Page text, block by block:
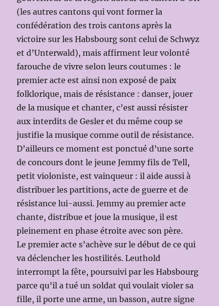
(les autres cantons qui vont former la
confédération des trois cantons après la
victoire sur les Habsbourg sont celui de Schwyz
et d’Unterwald), mais affirment leur volonté
farouche de vivre selon leurs coutumes : le
premier acte est ainsi non exposé de paix
folklorique, mais de résistance : danser, jouer
de la musique et chanter, c’est aussi résister
aux interdits de Gesler et du même coup se
justifie la musique comme outil de résistance.
D’ailleurs ce moment est ponctué d’une sorte
de concours dont le jeune Jemmy fils de Tell,
petit violoniste, est vainqueur : il aide aussi à
distribuer les partitions, acte de guerre et de
résistance lui-aussi. Jemmy au premier acte
chante, distribue et joue la musique, il est
pleinement en phase étroite avec son père.
Le premier acte s’achève sur le début de ce qui
va déclencher les hostilités. Leuthold
interrompt la fête, poursuivi par les Habsbourg
parce qu’il a tué un soldat qui voulait violer sa
fille, il porte une arme, un basson, autre signe